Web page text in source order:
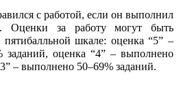
с работой, если он выполнил
Оценки за работу могут быть
шкале: оценка “5” –
заданий, оценка “4” – выполнено
– выполнено 50–69% заданий.